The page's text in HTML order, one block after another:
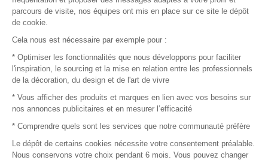
© 2016 –Organisation SAFI
Recrutement
Mentions légales
parcours de visite, nos équipes ont mis en place sur ce site le dépôt
de cookie.
Cela nous est nécessaire par exemple pour :
* Optimiser les fonctionnalités que nous développons pour faciliter
l'inspiration, le sourcing et la mise en relation entre les professionnels
de la décoration, du design et de l'art de vivre
* Vous afficher des produits et marques en lien avec vos besoins sur
nos annonces publicitaires et en mesurer l’efficacité
* Comprendre quels sont les services que notre communauté préfère
Le dépôt de certains cookies nécessite votre consentement préalable.
Nous conservons votre choix pendant 6 mois. Vous pouvez changer